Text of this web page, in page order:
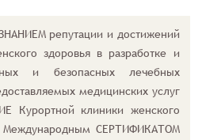
репутации и достижений
здоровья в разработке и
и безопасных лечебных
медицинских услуг
Курортной клиники женского
Международным СЕРТИФИКАТОМ